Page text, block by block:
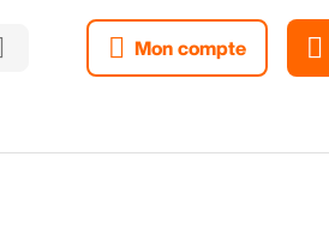
Mon compte